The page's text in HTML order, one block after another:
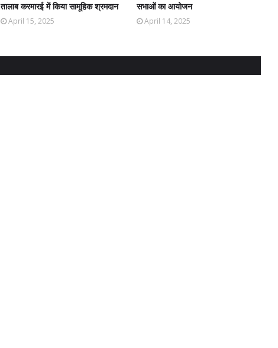
तालाब करमारई में किया सामूहिक श्रमदान
April 15, 2025
सभाओं का आयोजन
April 14, 2025